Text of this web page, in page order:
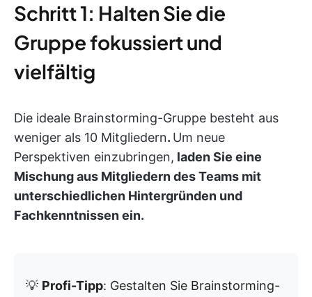
Schritt 1: Halten Sie die
Gruppe fokussiert und
vielfältig
Die ideale Brainstorming-Gruppe besteht aus
weniger als 10 Mitgliedern. Um neue
Perspektiven einzubringen, laden Sie eine
Mischung aus Mitgliedern des Teams mit
unterschiedlichen Hintergründen und
Fachkenntnissen ein.
💡 Profi-Tipp: Gestalten Sie Brainstorming-